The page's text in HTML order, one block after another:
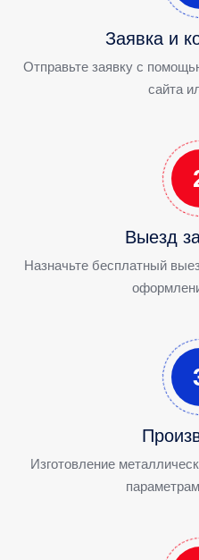
Заявка и
Отправьте заявку с
сайта
Выезд
Назначьте бесплатный
Изготовление